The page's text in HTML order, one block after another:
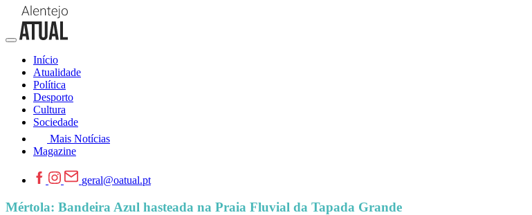
Início
Atualidade
Política
Desporto
Cultura
Sociedade
Mais Notícias
Magazine
geral@oatual.pt
Mértola: Bandeira Azul hasteada na Praia Fluvial da Tapada Grande